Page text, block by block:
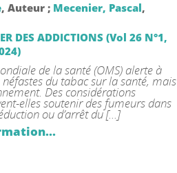
, Auteur ; Mecenier, Pascal,
DES ADDICTIONS (Vol 26 N°1,
de la santé (OMS) alerte à
du tabac sur la santé, mais
Des considérations
elles soutenir des fumeurs dans
ou d’arrêt du [...]